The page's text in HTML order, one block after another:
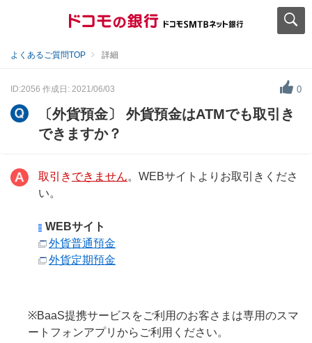
よくあるご質問TOP 詳細
ID:2056 作成日: 2021/06/03 0
〔外貨預金〕 外貨預金はATMでも取引き
できますか？
取引き できません。WEBサイトよりお取引きくださ
い。
WEBサイト
外貨普通預金
外貨定期預金
※BaaS提携サービスをご利用のお客さまは専用のスマ
ートフォンアプリからご利用ください。